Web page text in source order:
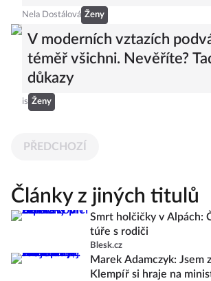
Nela Dostálová Ženy
V moderních vztazích
téměř všichni. Nevěříte?
důkazy
is Ženy
PŘEDCHOZÍ
Články z jiných titulů
Smrt holčičky v Alpách:
túře s rodiči
Blesk.cz
Marek Adamczyk: Jsem
Klempíř si hraje na